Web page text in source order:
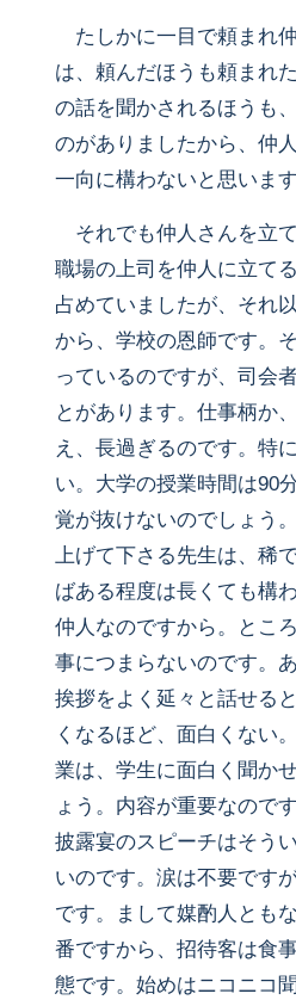
たしかに一目で頼まれ
は、頼んだほうも頼まれ
の話を聞かされるほうも
のがありましたから、仲
一向に構わないと思います
それでも仲人さんを立
職場の上司を仲人に立て
占めていましたが、それ
から、学校の恩師です。
っているのですが、司会
とがあります。仕事柄か
え、長過ぎるのです。特
い。大学の授業時間は90
覚が抜けないのでしょう
上げて下さる先生は、稀
ばある程度は長くても構
仲人なのですから。とこ
事につまらないのです。
挨拶をよく延々と話せる
くなるほど、面白くない
業は、学生に面白く聞か
ょう。内容が重要なので
披露宴のスピーチはそう
いのです。涙は不要です
です。まして媒酌人とも
番ですから、招待客は食
態です。始めはニコニコ